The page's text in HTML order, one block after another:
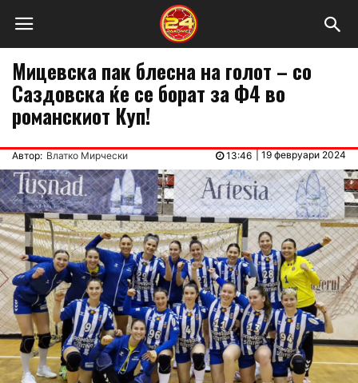
Мицевска пак блесна на голот – со
Саздовска ќе се борат за Ф4 во
романскиот Куп!
Автор: Влатко Мирчески 19 февруари 2024
13:46